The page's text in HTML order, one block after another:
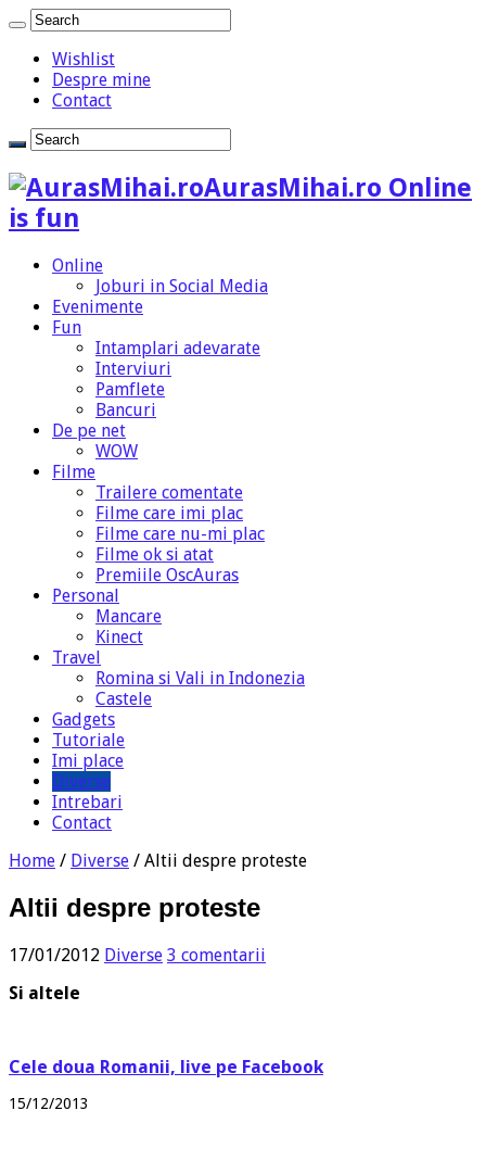
Wishlist
Despre mine
Contact
AurasMihai.ro Online
is fun
Online
Joburi in Social Media
Evenimente
Fun
Intamplari adevarate
Interviuri
Pamflete
Bancuri
De pe net
WOW
Filme
Trailere comentate
Filme care imi plac
Filme care nu-mi plac
Filme ok si atat
Premiile OscAuras
Personal
Mancare
Kinect
Travel
Romina si Vali in Indonezia
Castele
Gadgets
Tutoriale
Imi place
Diverse
Intrebari
Contact
Home / Diverse / Altii despre proteste
Altii despre proteste
17/01/2012 Diverse 3 comentarii
Si altele
Cele doua Romanii, live pe Facebook
15/12/2013